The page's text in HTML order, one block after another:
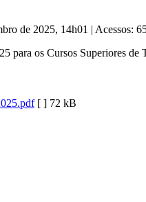
de 2025, 14h01 | Acessos:
para os Cursos Superiores de
[ ] 72 kB